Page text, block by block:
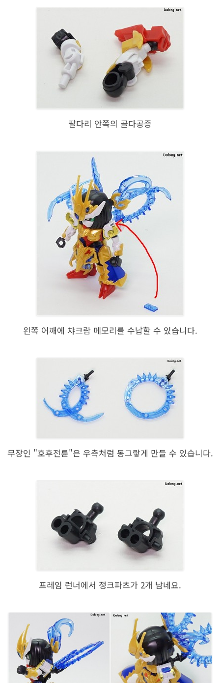
팔다리 안쪽의 골다공증
왼쪽 어깨에 챠크람 메모리를 수납할 수 있습니다.
무장인 "호후전륜"은 우측처럼 동그랗게 만들 수 있습니다.
프레임 런너에서 정크파츠가 2개 남네요.